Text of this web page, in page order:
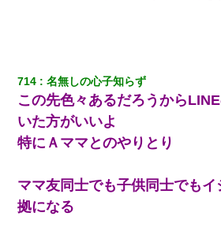
714 名無しの心子知らず
この先色々あるだろうから
いた方がいいよ
特にＡママとのやりとり
ママ友同士でも子供同士でも
拠になる